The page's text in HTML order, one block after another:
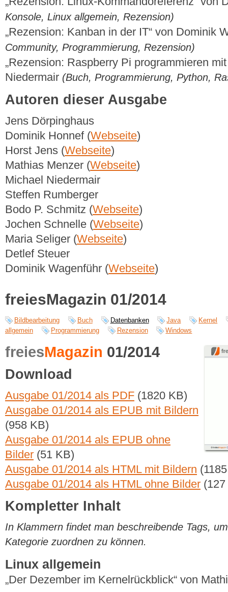
Konsole, Linux allgemein, Rezension)
„Rezension: Kanban in der IT“ von Dominik
Community, Programmierung, Rezension)
„Rezension: Raspberry Pi programmieren
Niedermair (Buch, Programmierung, Python,
Autoren dieser Ausgabe
Jens Dörpinghaus
Dominik Honnef (Webseite)
Horst Jens (Webseite)
Mathias Menzer (Webseite)
Michael Niedermair
Steffen Rumberger
Bodo P. Schmitz (Webseite)
Jochen Schnelle (Webseite)
Maria Seliger (Webseite)
Detlef Steuer
Dominik Wagenführ (Webseite)
freiesMagazin 01/2014
Bildbearbeitung Buch Datenbanken Java
Kernel
allgemein
Programmierung Rezension Windows
freiesMagazin 01/2014
Download
Ausgabe 01/2014 als PDF (1820 KB)
Ausgabe 01/2014 als EPUB mit Bildern
(958 KB)
Ausgabe 01/2014 als EPUB ohne
Bilder (51 KB)
Ausgabe 01/2014 als HTML mit Bildern
Ausgabe 01/2014 als HTML ohne Bilder
Kompletter Inhalt
In Klammern findet man beschreibende Tags,
Kategorie zuordnen zu können.
Linux allgemein
„Der Dezember im Kernelrückblick“ von